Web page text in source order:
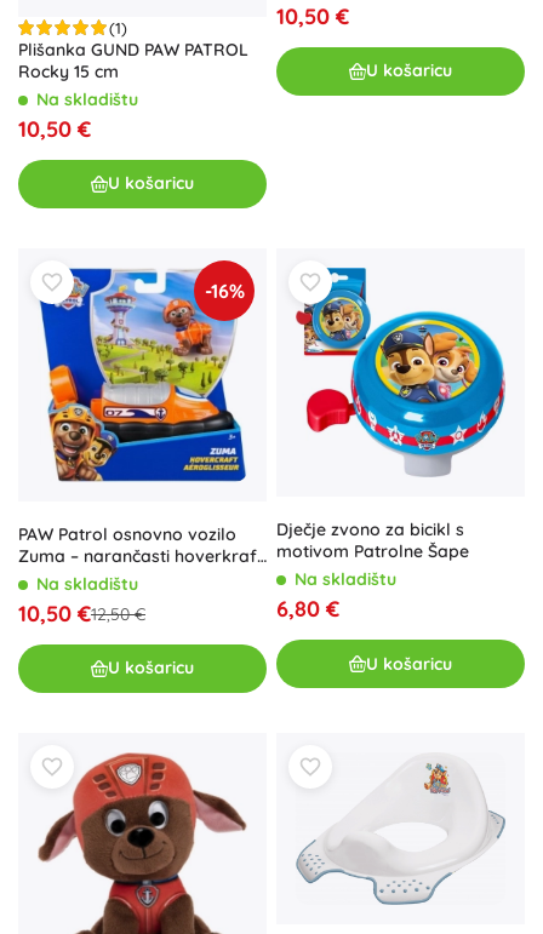
(1)
Plišanka GUND PAW PATROL
Rocky 15 cm
Na skladištu
10,50 €
U košaricu
10,50 €
U košaricu
-16%
PAW Patrol osnovno vozilo
Zuma – narančasti hoverkraft
s rotirajućim ventilatorima
Na skladištu
10,50 €12,50 €
U košaricu
Dječje zvono za bicikl s
motivom Patrolne Šape
Na skladištu
6,80 €
U košaricu